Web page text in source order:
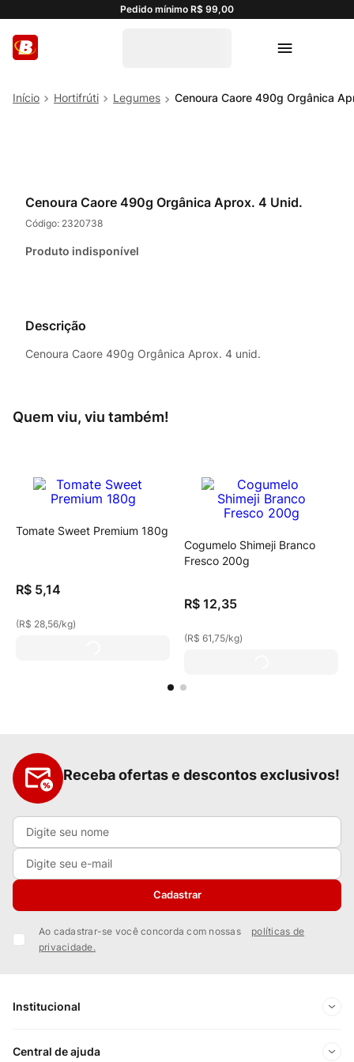
Pedido mínimo R$ 99,00
Hortifrúti Legumes Cenoura Caore 490g Orgânica
Cenoura Caore 490g Orgânica Aprox. 4 Unid.
Código: 2320738
Produto indisponível
Descrição
Cenoura Caore 490g Orgânica Aprox. 4 unid.
Quem viu, viu também!
Tomate Sweet Premium 180g
R$ 5,14
(R$ 28,56/kg)
Cogumelo Shimeji Branco
Fresco 200g
R$ 12,35
(R$ 61,75/kg)
Receba ofertas e descontos exclusivos!
Cadastrar
Ao cadastrar-se você concorda com nossas
políticas de
privacidade.
Institucional
Sobre Nós
Central de ajuda